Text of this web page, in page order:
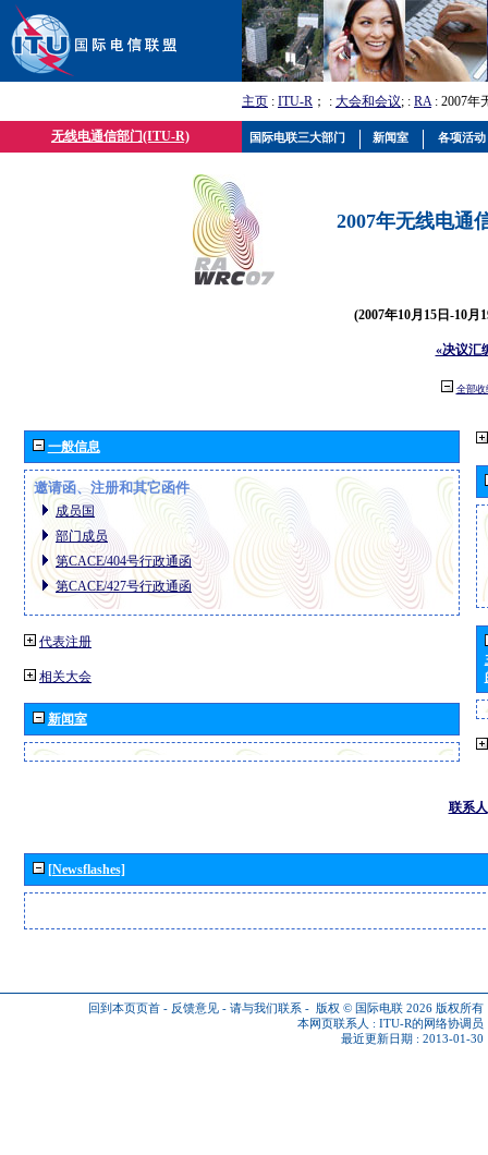
主页 : ITU-R ； : 大会和会议; : RA: 2007年
无线电通信部门(ITU-R)
2007年无线电通
(2007年10月15日-10月
«决议汇
全部收
一般信息
邀请函、注册和其它函件
成员国
部门成员
第CACE/404号行政通函
第CACE/427号行政通函
代表注册
相关大会
新闻室
联系人
[Newsflashes]
回到本页页首 - 反馈意见 - 请与我们联系 - 版权 © 国际电联 2026 版权所有
本网页联系人 : ITU-R的网络协调员
最近更新日期 : 2013-01-30
国际电联三大部门 新闻室 各项活动